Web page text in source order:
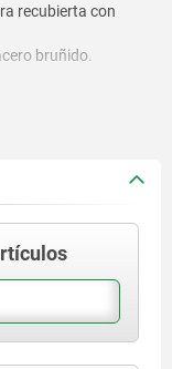
recubierta con
bruñido.